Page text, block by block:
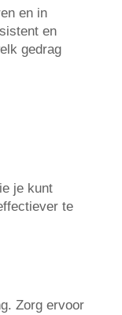
en in
en
gedrag
je kunt
te
Zorg ervoor